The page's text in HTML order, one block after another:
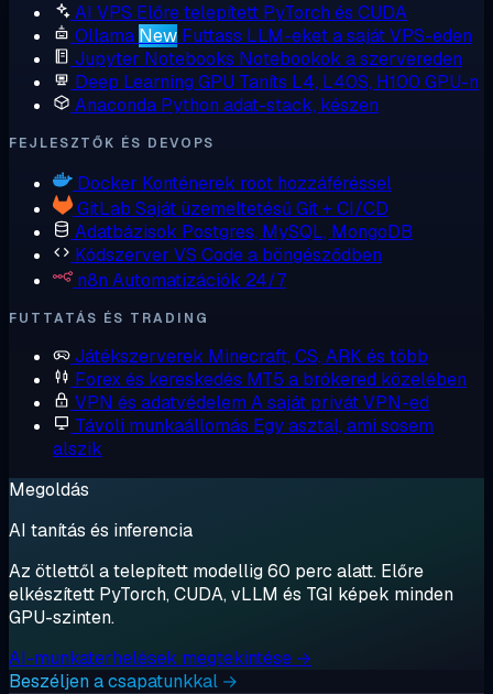
AI VPS Előre telepített PyTorch és CUDA
Ollama New Futtass LLM-eket a saját VPS-eden
Jupyter Notebooks Notebookok a szervereden
Deep Learning GPU Taníts L4, L40S, H100 GPU-n
Anaconda Python adat-stack, készen
FEJLESZTŐK ÉS DEVOPS
Docker Konténerek root hozzáféréssel
GitLab Saját üzemeltetésű Git + CI/CD
Adatbázisok Postgres, MySQL, MongoDB
Kódszerver VS Code a böngésződben
n8n Automatizációk 24/7
FUTTATÁS ÉS TRADING
Játékszerverek Minecraft, CS, ARK és több
Forex és kereskedés MT5 a brókered közelében
VPN és adatvédelem A saját privát VPN-ed
Távoli munkaállomás Egy asztal, ami sosem
alszik
Megoldás
AI tanítás és inferencia
Az ötlettől a telepített modellig 60 perc alatt. Előre
elkészített PyTorch, CUDA, vLLM és TGI képek minden
GPU-szinten.
AI-munkaterhelések megtekintése →
Beszéljen a csapatunkkal →